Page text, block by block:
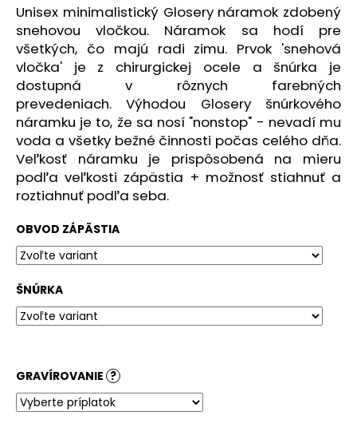
Unisex minimalistický Glosery náramok zdobený
snehovou vločkou. Náramok sa hodí pre
všetkých, čo majú radi zimu. Prvok 'snehová
vločka' je z chirurgickej ocele a šnúrka je
dostupná v rôznych farebných
prevedeniach.Výhodou Glosery šnúrkového
náramku je to, že sa nosí "nonstop" - nevadí mu
voda a všetky bežné činnosti počas celého dňa.
Veľkosť náramku je prispôsobená na mieru
podľa veľkosti zápästia + možnosť stiahnuť a
roztiahnuť podľa seba.
OBVOD ZÁPÄSTIA
ŠNÚRKA
GRAVÍROVANIE ?
r
ú
č
a
m
e